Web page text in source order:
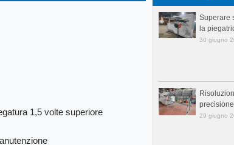
1,5 volte superiore
Superare
la
CNC
30 giugno
29 giugno